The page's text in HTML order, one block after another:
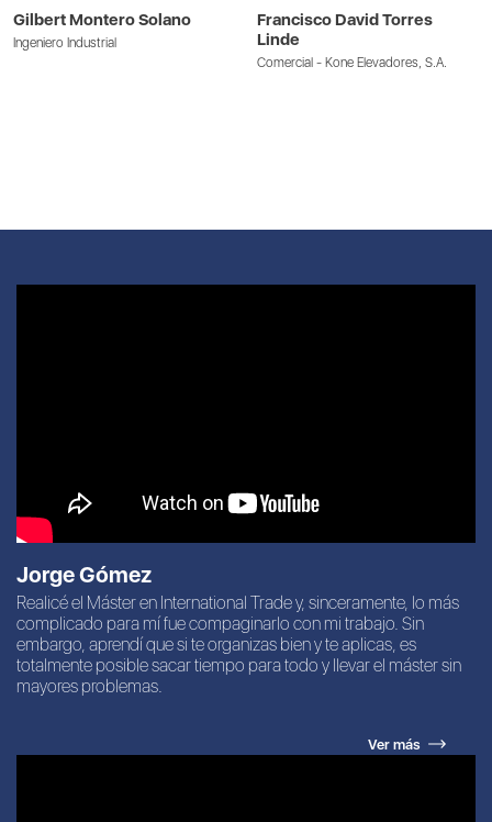
Gilbert Montero Solano
Ingeniero Industrial
Francisco David Torres
Linde
Comercial - Kone Elevadores, S.A.
Jorge Gómez
Realicé el Máster en International Trade y, sinceramente, lo más
complicado para mí fue compaginarlo con mi trabajo. Sin
embargo, aprendí que si te organizas bien y te aplicas, es
totalmente posible sacar tiempo para todo y llevar el máster sin
mayores problemas.
Ver más